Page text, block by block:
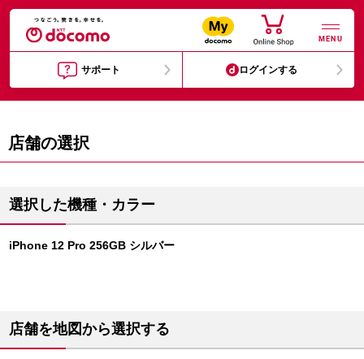
MENU
サポート ログインする
店舗の選択
選択した機種・カラー
iPhone 12 Pro 256GB シルバー
店舗を地図から選択する